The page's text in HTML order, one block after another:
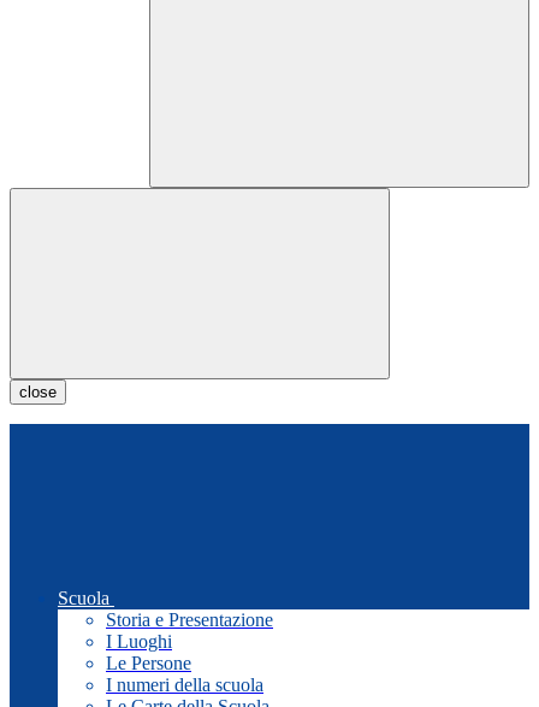
close
Scuola
Storia e Presentazione
I Luoghi
Le Persone
I numeri della scuola